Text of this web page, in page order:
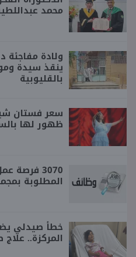
محمد
ولادة
ينقذ سيدة
بالقليوبية
سعر فستان
ظهور لها
3070
المطلوبة
خطأ صيدلي
المركزة..